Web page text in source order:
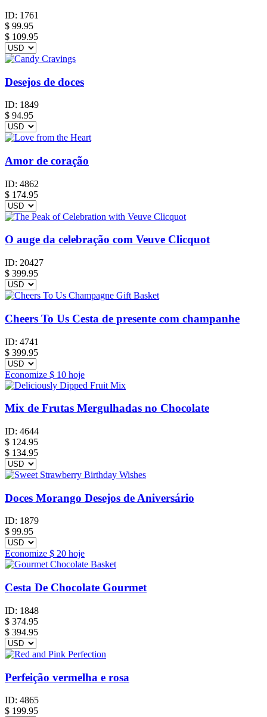
ID: 1761
$ 99.95
$ 109.95
Desejos de doces
ID: 1849
$ 94.95
Amor de coração
ID: 4862
$ 174.95
O auge da celebração com Veuve Clicquot
ID: 20427
$ 399.95
Cheers To Us Cesta de presente com champanhe
ID: 4741
$ 399.95
Economize $ 10 hoje
Mix de Frutas Mergulhadas no Chocolate
ID: 4644
$ 124.95
$ 134.95
Doces Morango Desejos de Aniversário
ID: 1879
$ 99.95
Economize $ 20 hoje
Cesta De Chocolate Gourmet
ID: 1848
$ 374.95
$ 394.95
Perfeição vermelha e rosa
ID: 4865
$ 199.95